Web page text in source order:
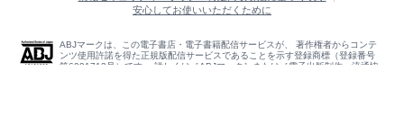
安心してお使いいただくために
ABJマークは、この電子書店・電子書籍配信サービスが、 著作権者からコンテ
ンツ使用許諾を得た正規版配信サービスであることを示す登録商標（登録番号
第6091713号）です。 詳しくは［ABJマーク］または［電子出版制作・流通協